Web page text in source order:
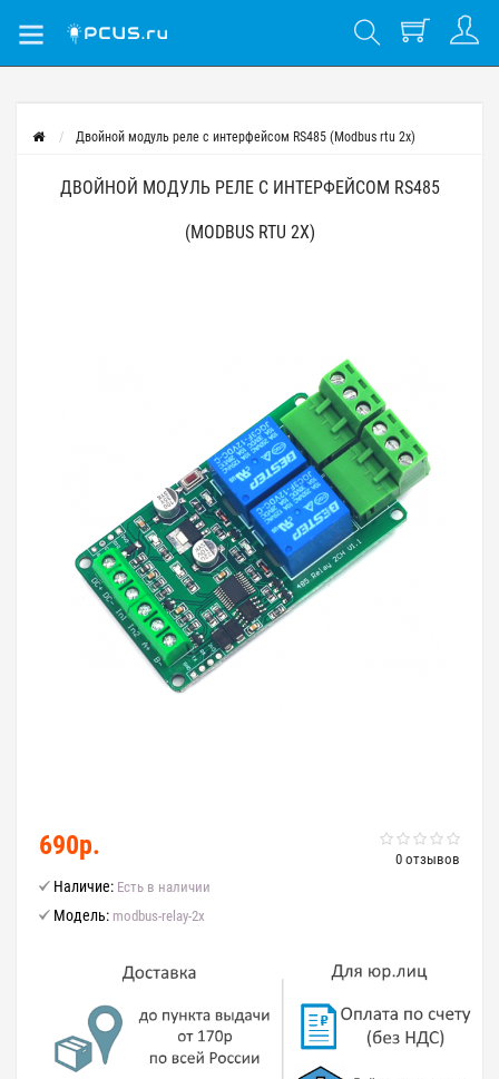
Двойной модуль реле с интерфейсом RS485 (Modbus rtu 2x)
ДВОЙНОЙ МОДУЛЬ РЕЛЕ С ИНТЕРФЕЙСОМ RS485
(MODBUS RTU 2X)
0 отзывов
690р.
Наличие: Есть в наличии
Модель: modbus-relay-2x